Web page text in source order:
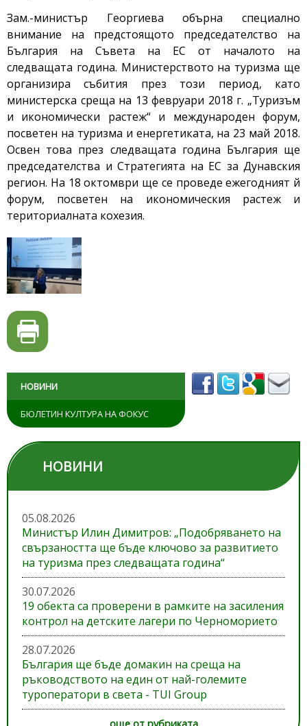
Зам.-министър Георгиева обърна специално
внимание на предстоящото председателство на
България на Съвета на ЕС от началото на
следващата година. Министерството на туризма ще
организира събития през този период, като
министерска среща на 13 февруари 2018 г. „Туризъм
и икономически растеж“ и международен форум,
посветен на туризма и енергетиката, на 23 май 2018.
Освен това през следващата година България ще
председателства и Стратегията на ЕС за Дунавския
регион. На 18 октомври ще се проведе ежегодният й
форум, посветен на икономическия растеж и
териториалната кохезия.
НОВИНИ
БЮЛЕТИН КУЛТУРА НА ФОКУС
НОВИНИ
05.08.2026
Министър Илин Димитров: „Подобряването на
свързаността ще бъде ключово за развитието
на туризма през следващата година“
30.07.2026
19 обекта са проверени в рамките на засиления
контрол на детските лагери по Черноморието
28.07.2026
България ще бъде домакин на среща на
ръководството на един от най-големите
туроператори в света - TUI Group